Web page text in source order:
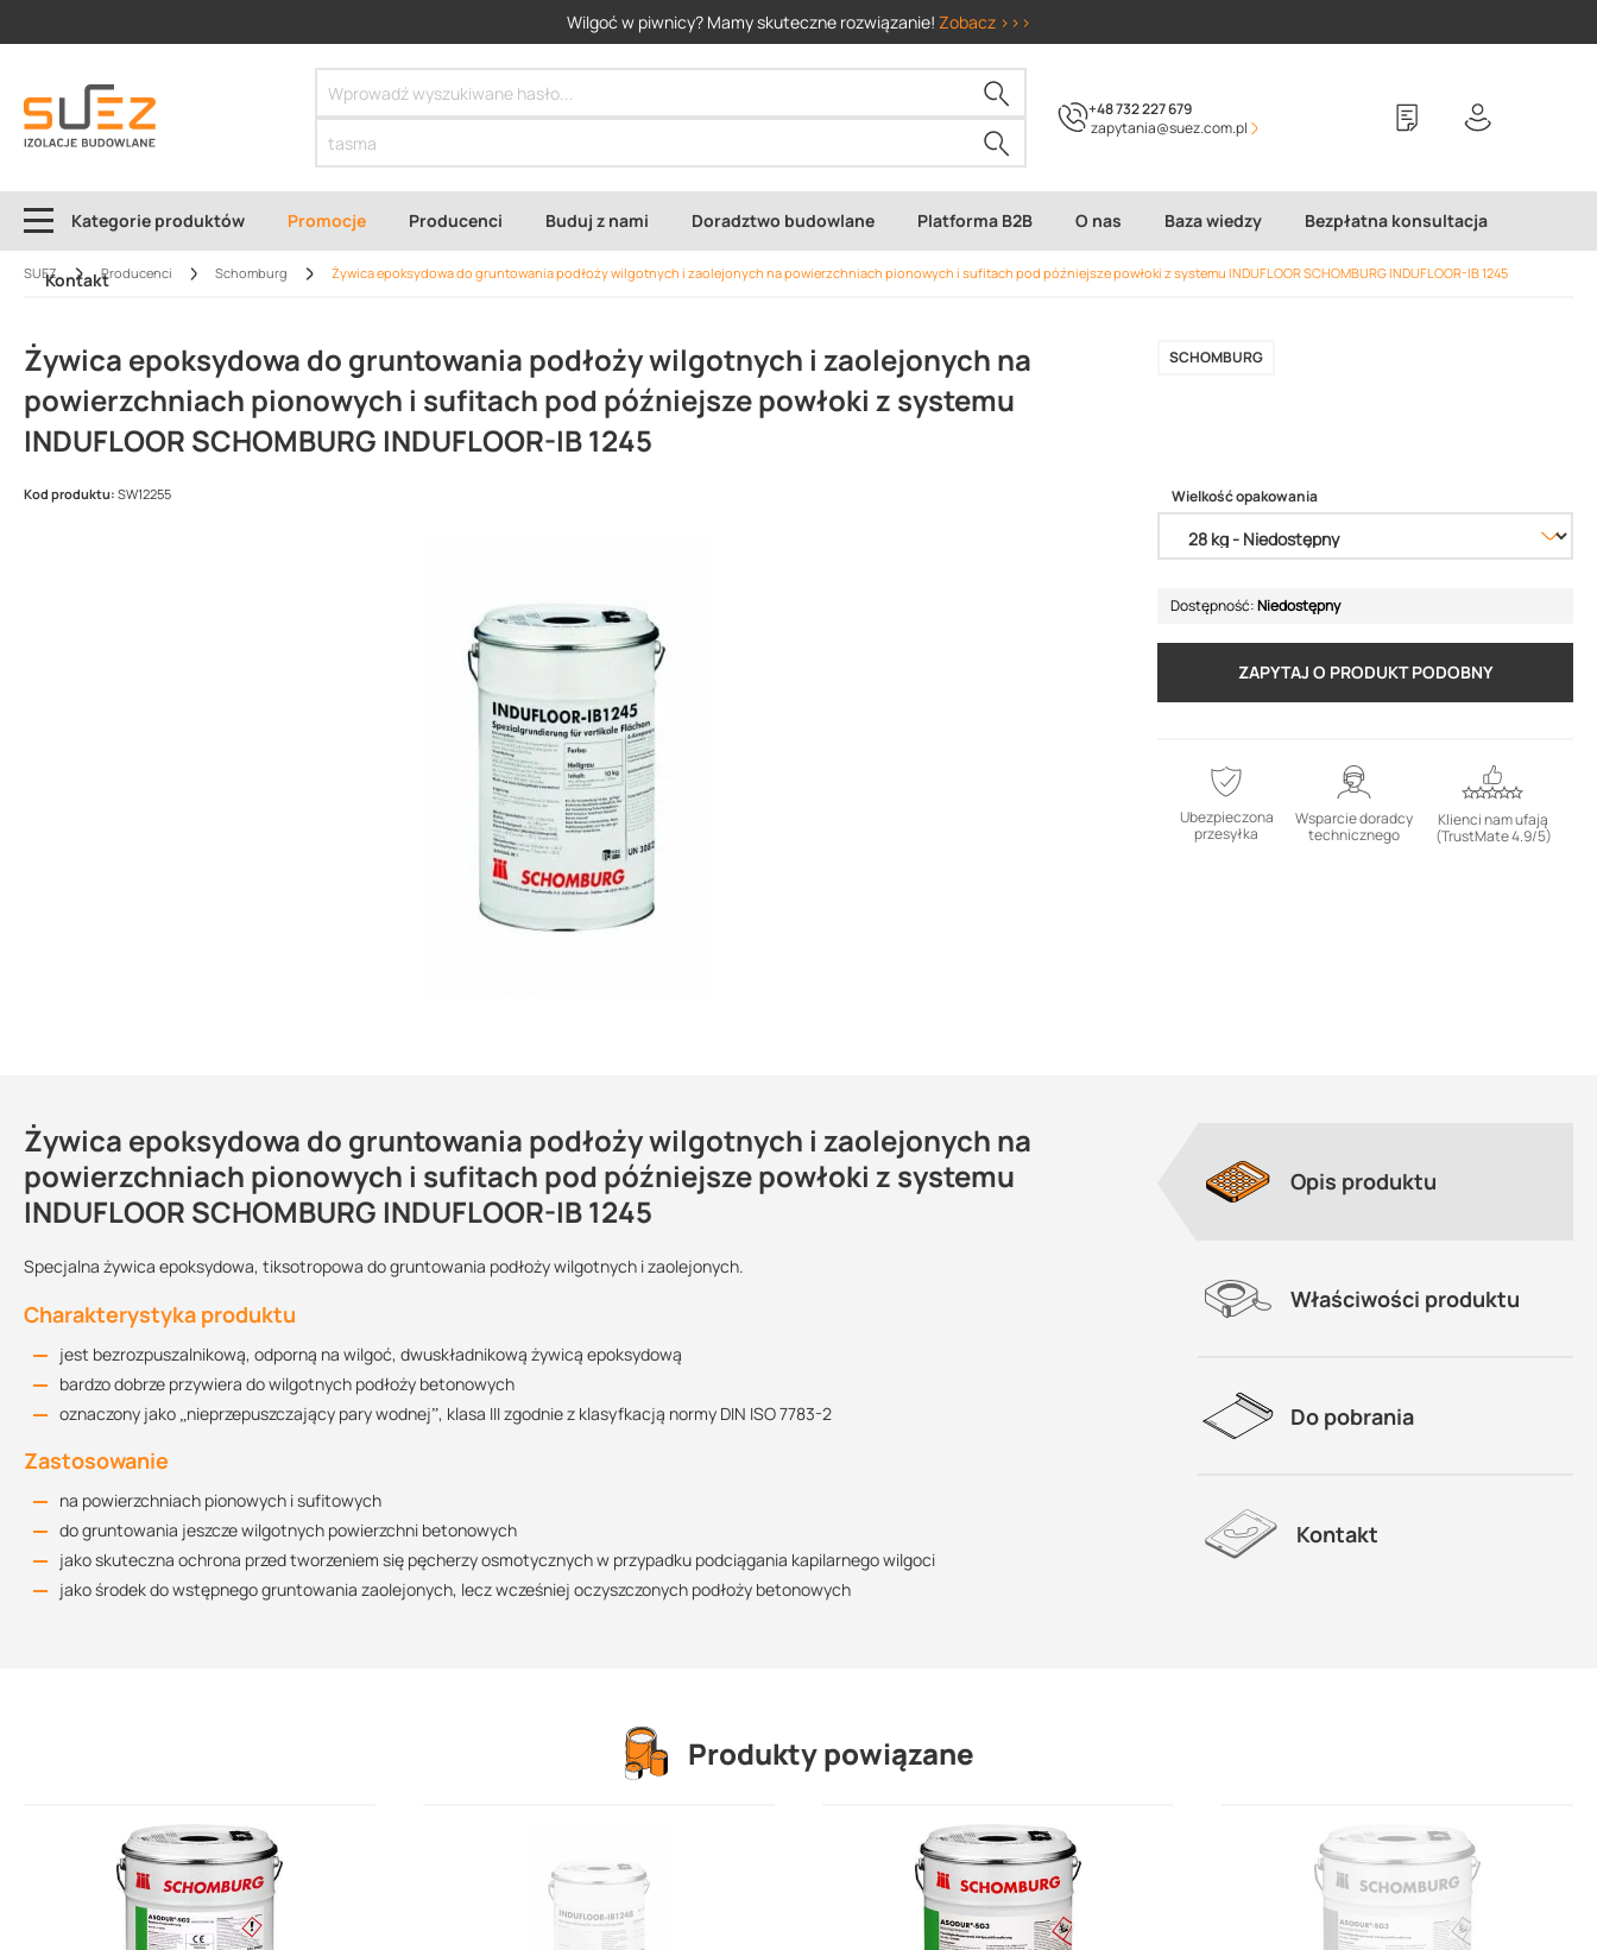
Wilgoć w piwnicy? Mamy skuteczne rozwiązanie! Zobacz >>>
+48 732 227 679
zapytania@suez.com.pl
Kategorie produktów Promocje Producenci Buduj z nami Doradztwo budowlane Platforma B2B O nas Baza wiedzy Bezpłatna konsultacja
Kontakt
SUEZ Producenci Schomburg Żywica epoksydowa do gruntowania podłoży wilgotnych i zaolejonych na powierzchniach pionowych i sufitach pod późniejsze powłoki z systemu INDUFLOOR SCHOMBURG INDUFLOOR-IB 1245
Żywica epoksydowa do gruntowania podłoży wilgotnych i zaolejonych na
powierzchniach pionowych i sufitach pod późniejsze powłoki z systemu
INDUFLOOR SCHOMBURG INDUFLOOR-IB 1245
SCHOMBURG
Kod produktu: SW12255 Wielkość opakowania
Dostępność:Niedostępny
ZAPYTAJ O PRODUKT PODOBNY
Ubezpieczona
przesyłka
Wsparcie doradcy
technicznego
Klienci nam ufają
(TrustMate 4.9/5)
Żywica epoksydowa do gruntowania podłoży wilgotnych i zaolejonych na
powierzchniach pionowych i sufitach pod późniejsze powłoki z systemu
INDUFLOOR SCHOMBURG INDUFLOOR-IB 1245
Specjalna żywica epoksydowa, tiksotropowa do gruntowania podłoży wilgotnych i zaolejonych.
Charakterystyka produktu
jest bezrozpuszalnikową, odporną na wilgoć, dwuskładnikową żywicą epoksydową
bardzo dobrze przywiera do wilgotnych podłoży betonowych
oznaczony jako „nieprzepuszczający pary wodnej”, klasa III zgodnie z klasyfkacją normy DIN ISO 7783-2
Zastosowanie
na powierzchniach pionowych i sufitowych
do gruntowania jeszcze wilgotnych powierzchni betonowych
jako skuteczna ochrona przed tworzeniem się pęcherzy osmotycznych w przypadku podciągania kapilarnego wilgoci
jako środek do wstępnego gruntowania zaolejonych, lecz wcześniej oczyszczonych podłoży betonowych
Przechowywanie:
w suchym i chłodnym
miejscu, chronić
Kolor:
jasnoszary
Sprzedajemy na: Podlega zwrotowi?:
Wielkość opakowania:
2,5 kg
10 kg 28 kg
min. 600 –1000 g/m2
Uwagi dotyczące montażu
smug) mieszanki, tj. ok. 3 minut. Temperatura materiału w czasie mieszania powinna wynosić ok. +15 °C. Nie nakładać gotowej mieszanki
bezpośrednio z oryginalnego opakowania! Masę należy przelać do czystego pojemnika i ponownie starannie wymieszać.
Karta Techniczna
370.07 KB
Kontakt
Maszy pytania lub wątpliwości?
Skontaktuj się z nami
Specjalista doradca
+48 732 227 683
Opis produktu
Właściwości produktu
Do pobrania
Kontakt
Produkty powiązane